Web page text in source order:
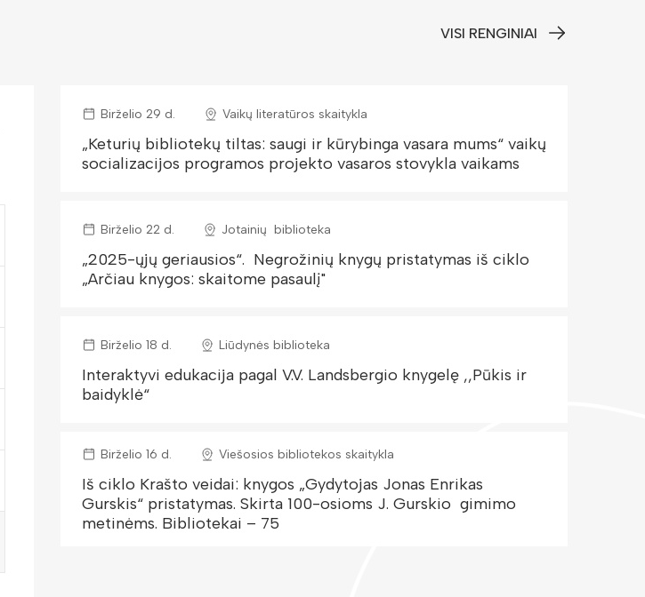
VISI RENGINIAI
Birželio 29 d. Vaikų literatūros skaitykla
„Keturių bibliotekų tiltas: saugi ir kūrybinga vasara mums“ vaikų
socializacijos programos projekto vasaros stovykla vaikams
Birželio 22 d. Jotainių biblioteka
„2025-ųjų geriausios“. Negrožinių knygų pristatymas iš ciklo
„Arčiau knygos: skaitome pasaulį"
Birželio 18 d. Liūdynės biblioteka
Interaktyvi edukacija pagal V.V. Landsbergio knygelę ,,Pūkis ir
baidyklė“
Birželio 16 d. Viešosios bibliotekos skaitykla
Iš ciklo Krašto veidai: knygos „Gydytojas Jonas Enrikas
Gurskis“ pristatymas. Skirta 100-osioms J. Gurskio gimimo
metinėms. Bibliotekai – 75